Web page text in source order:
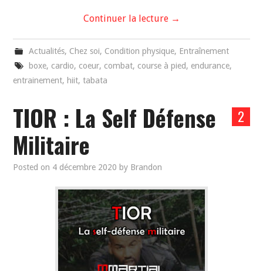
Continuer la lecture →
Actualités, Chez soi, Condition physique, Entraînement
boxe, cardio, coeur, combat, course à pied, endurance,
entrainement, hiit, tabata
2
TIOR : La Self Défense
Militaire
Posted on 4 décembre 2020 by Brandon